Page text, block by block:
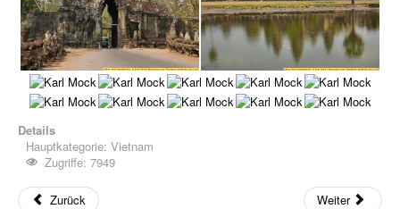
Details
Hauptkategorie: Vietnam
Zugriffe: 7949
Zurück Weiter